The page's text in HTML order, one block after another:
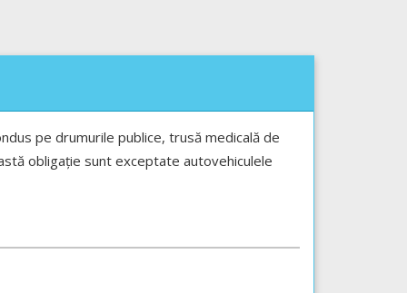
pe drumurile publice, trusă medicală de
obligație sunt exceptate autovehiculele